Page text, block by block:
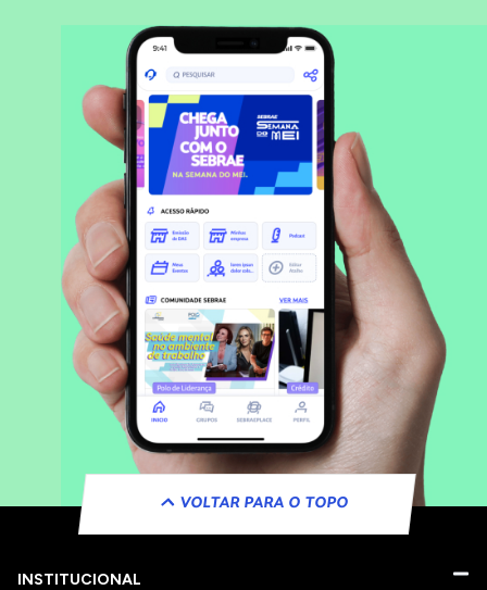
VOLTAR PARA O TOPO
INSTITUCIONAL